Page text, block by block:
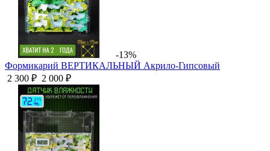
-13%
Формикарий ВЕРТИКАЛЬНЫЙ Акрило-Гипсовый
2 300 ₽ 2 000 ₽